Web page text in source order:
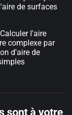
de surfaces
l'aire
complexe par
d'aire de
sont à votre